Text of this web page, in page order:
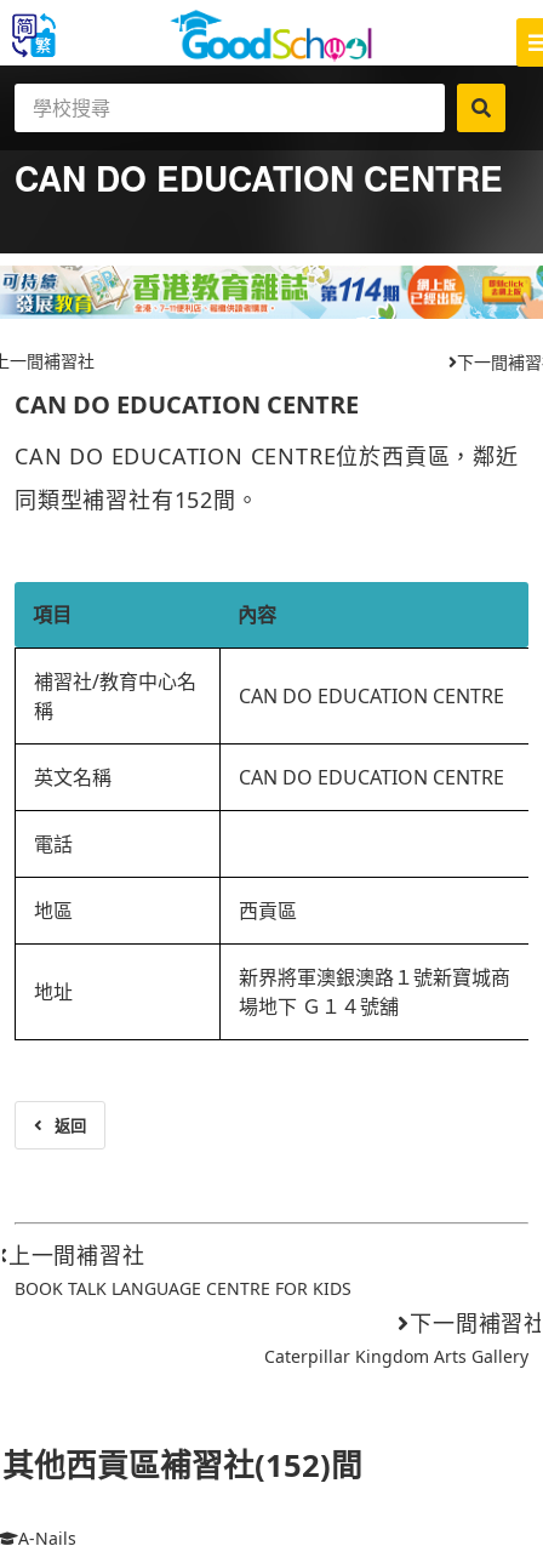
CAN DO EDUCATION CENTRE
一間補習社 下一間補
CAN DO EDUCATION CENTRE
CAN DO EDUCATION CENTRE位於西貢區，鄰近
同類型補習社有152間。
項目 內容
補習社/教育中心名
稱
CAN DO EDUCATION CENTRE
英文名稱 CAN DO EDUCATION CENTRE
電話
地區 西貢區
地址
新界將軍澳銀澳路１號新寶城商
場地下 Ｇ１４號舖
返回
上一間補習社
BOOK TALK LANGUAGE CENTRE FOR KIDS
下一間補習
Caterpillar Kingdom Arts Gallery
其他西貢區補習社(152)間
A-Nails